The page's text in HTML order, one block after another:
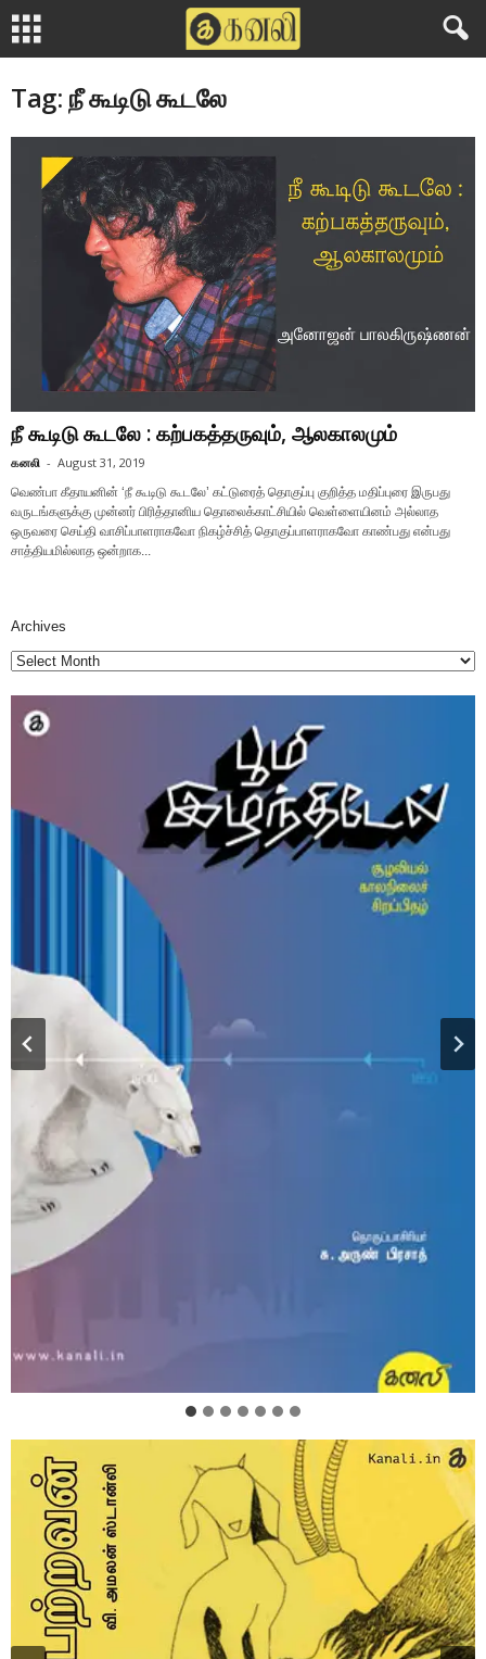
Tag: நீ கூடிடு கூடலே
நீ கூடிடு கூடலே : கற்பகத்தருவும், ஆலகாலமும்
கனலி - August 31, 2019
வெண்பா கீதாயனின் ‘நீ கூடிடு கூடலே’ கட்டுரைத் தொகுப்பு குறித்த மதிப்புரை இருபது
வருடங்களுக்கு முன்னர் பிரித்தானிய தொலைக்காட்சியில் வெள்ளையினம் அல்லாத
ஒருவரை செய்தி வாசிப்பாளராகவோ நிகழ்ச்சித் தொகுப்பாளராகவோ காண்பது என்பது
சாத்தியமில்லாத ஒன்றாக...
Archives